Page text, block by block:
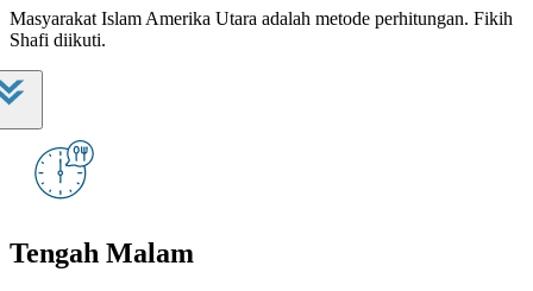
Masyarakat Islam Amerika Utara adalah metode perhitungan. Fikih
Shafi diikuti.
Tengah Malam